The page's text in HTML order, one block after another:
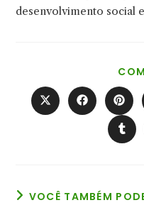
desenvolvimento social
Abre
em
Abre
em
Abre
em
uma
nova
janela
Abre
em
VOCÊ TAMBÉM